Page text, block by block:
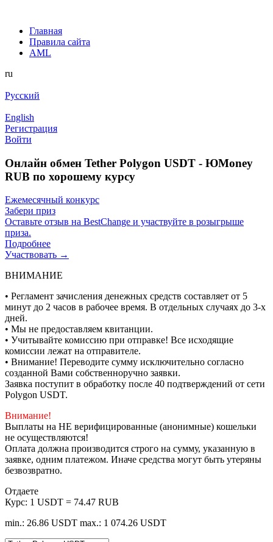
Главная
Правила сайта
AML
ru
Русский
English
Регистрация
Войти
Онлайн обмен Tether Polygon USDT - ЮMoney
RUB по хорошему курсу
Ежемесячный конкурс
Забери приз
Оставьте отзыв на BestChange и участвуйте в розыгрыше
приза.
Подробнее
Участвовать →
ВНИМАНИЕ
• Регламент зачисления денежных средств составляет от 5
минут до 2 часов в рабочее время. В отдельных случаях до 3-х
дней.
• Мы не предоставляем квитанции.
• Учитывайте комиссию при отправке! Все исходящие
комиссии лежат на отправителе.
• Внимание! Переводите сумму исключительно согласно
созданной Вами собственноручно заявки.
Заявка поступит в обработку после 40 подтверждений от сети
Polygon USDT.
Внимание!
Выплаты на НЕ верифицированные (анонимные) кошельки
не осуществляются!
Оплата должна производится строго на сумму, указанную в
заявке, одним платежом. Иначе средства могут быть утеряны
безвозвратно.
Отдаете
Курс: 1 USDT = 74.47 RUB
min.: 26.86 USDT max.: 1 074.26 USDT